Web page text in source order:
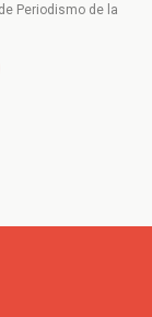
Periodismo de la